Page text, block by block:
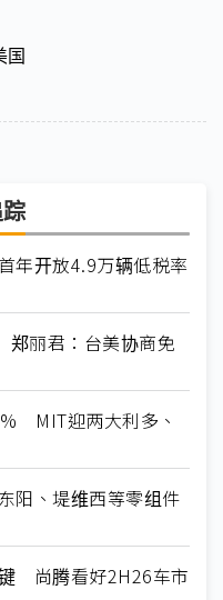
国
年开放4.9万辆低税率
丽君：台美协商免
MIT迎两大利多、
阳、堤维西等零组件
尚腾看好2H26车市